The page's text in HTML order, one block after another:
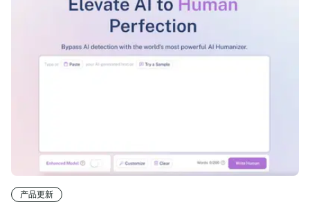
产品更新